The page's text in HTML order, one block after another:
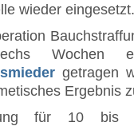
wieder eingesetzt.
Wochen
getragen
Ergebnis
für 10 bis